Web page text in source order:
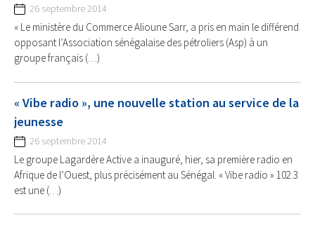
26 septembre 2014
« Le ministère du Commerce Alioune Sarr, a pris en main le différend
opposant l’Association sénégalaise des pétroliers (Asp) à un
groupe français (…)
« Vibe radio », une nouvelle station au service de la
jeunesse
26 septembre 2014
Le groupe Lagardère Active a inauguré, hier, sa première radio en
Afrique de l’Ouest, plus précisément au Sénégal. « Vibe radio » 102.3
est une (…)